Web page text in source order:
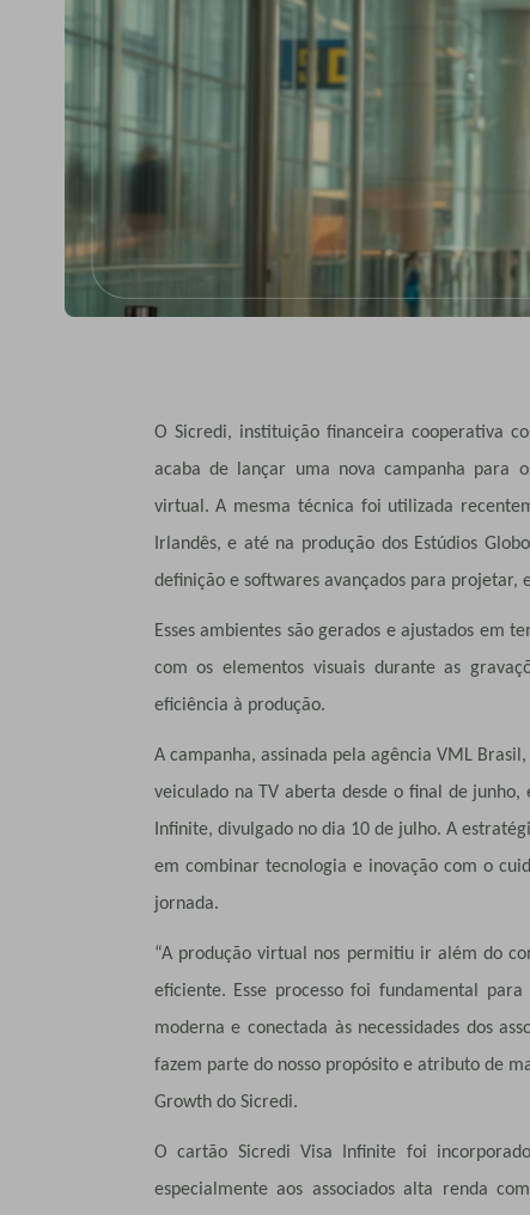
O Sicredi, instituição financeira cooperativa
acaba de lançar uma nova campanha para
virtual. A mesma técnica foi utilizada
Irlandês, e até na produção dos Estúdios
definição e softwares avançados para
Esses ambientes são gerados e ajustados
com os elementos visuais durante as
eficiência à produção.
A campanha, assinada pela agência VML
veiculado na TV aberta desde o final de
Infinite, divulgado no dia 10 de julho. A
em combinar tecnologia e inovação com o
jornada.
“A produção virtual nos permitiu ir além do
eficiente. Esse processo foi fundamental
moderna e conectada às necessidades dos
fazem parte do nosso propósito e atributo de
Growth do Sicredi.
O cartão Sicredi Visa Infinite foi
especialmente aos associados alta renda